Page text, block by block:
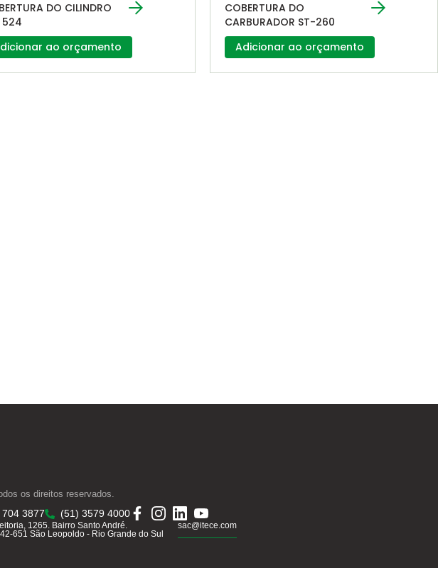
DO CILINDRO
524
ao orçamento
COBERTURA DO
CARBURADOR ST-260
Adicionar ao orçamento
os direitos reservados.
3877 (51) 3579 4000
1265. Bairro Santo André.
651 São Leopoldo - Rio Grande do Sul
sac@itece.com